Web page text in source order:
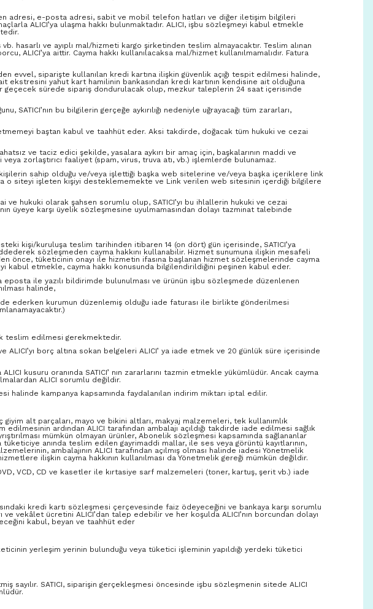
adresi, e-posta adresi, sabit ve mobil telefon hatları ve diğer iletişim bilgileri
ALICI’ya ulaşma hakkı bulunmaktadır. ALICI, işbu sözleşmeyi kabul etmekle
hasarlı ve ayıplı mal/hizmeti kargo şirketinden teslim almayacaktır. Teslim alınan
ALICI’ya aittir. Cayma hakkı kullanılacaksa mal/hizmet kullanılmamalıdır. Fatura
evvel, siparişte kullanılan kredi kartına ilişkin güvenlik açığı tespit edilmesi halinde,
ekstresini yahut kart hamilinin bankasından kredi kartının kendisine ait olduğuna
geçecek sürede sipariş dondurulacak olup, mezkur taleplerin 24 saat içerisinde
bu bilgilerin gerçeğe aykırılığı nedeniyle uğrayacağı tüm zararları,
baştan kabul ve taahhüt eder. Aksi takdirde, doğacak tüm hukuki ve cezai
ve taciz edici şekilde, yasalara aykırı bir amaç için, başkalarının maddi ve
zorlaştırıcı faaliyet (spam, virus, truva atı, vb.) işlemlerde bulunamaz.
kişilerin sahip olduğu ve/veya işlettiği başka web sitelerine ve/veya başka içeriklere link
o siteyi işleten kişiyi desteklememekte ve Link verilen web sitesinin içerdiği bilgilere
hukuki olarak şahsen sorumlu olup, SATICI’yı bu ihlallerin hukuki ve cezai
üyeye karşı üyelik sözleşmesine uyulmamasından dolayı tazminat talebinde
kişi/kuruluşa teslim tarihinden itibaren 14 (on dört) gün içerisinde, SATICI’ya
sözleşmeden cayma hakkını kullanabilir. Hizmet sunumuna ilişkin mesafeli
önce, tüketicinin onayı ile hizmetin ifasına başlanan hizmet sözleşmelerinde cayma
kabul etmekle, cayma hakkı konusunda bilgilendirildiğini peşinen kabul eder.
eposta ile yazılı bildirimde bulunulması ve ürünün işbu sözleşmede düzenlenen
halinde,
ederken kurumun düzenlemiş olduğu iade faturası ile birlikte gönderilmesi
teslim edilmesi gerekmektedir.
borç altına sokan belgeleri ALICI’ ya iade etmek ve 20 günlük süre içerisinde
kusuru oranında SATICI’ nın zararlarını tazmin etmekle yükümlüdür. Ancak cayma
ALICI sorumlu değildir.
halinde kampanya kapsamında faydalanılan indirim miktarı iptal edilir.
giyim alt parçaları, mayo ve bikini altları, makyaj malzemeleri, tek kullanımlık
ardından ALICI tarafından ambalajı açıldığı takdirde iade edilmesi sağlık
mümkün olmayan ürünler, Abonelik sözleşmesi kapsamında sağlananlar
anında teslim edilen gayrimaddi mallar, ile ses veya görüntü kayıtlarının,
ambalajının ALICI tarafından açılmış olması halinde iadesi Yönetmelik
ilişkin cayma hakkının kullanılması da Yönetmelik gereği mümkün değildir.
VCD, CD ve kasetler ile kırtasiye sarf malzemeleri (toner, kartuş, şerit vb.) iade
kredi kartı sözleşmesi çerçevesinde faiz ödeyeceğini ve bankaya karşı sorumlu
vekâlet ücretini ALICI’dan talep edebilir ve her koşulda ALICI’nın borcundan dolayı
kabul, beyan ve taahhüt eder
yerleşim yerinin bulunduğu veya tüketici işleminin yapıldığı yerdeki tüketici
sayılır. SATICI, siparişin gerçekleşmesi öncesinde işbu sözleşmenin sitede ALICI